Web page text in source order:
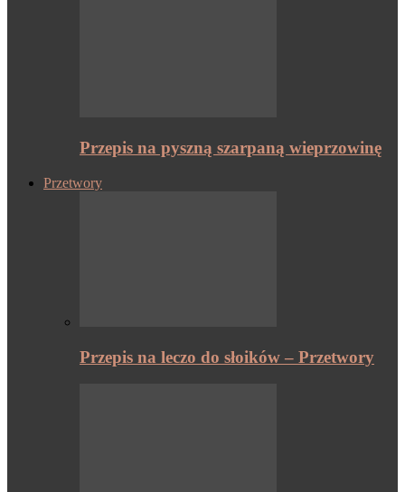
Przepis na pyszną szarpaną wieprzowinę
Przetwory
Przepis na leczo do słoików – Przetwory